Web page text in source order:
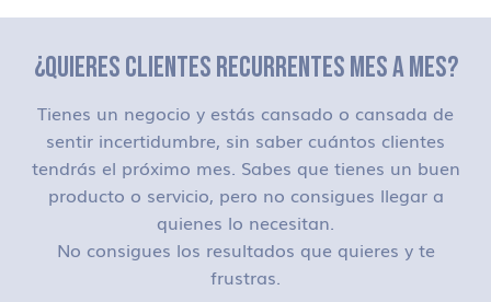
¿QUIERES CLIENTES RECURRENTES MES A MES?
Tienes un negocio y estás cansado o cansada de
sentir incertidumbre, sin saber cuántos clientes
tendrás el próximo mes. Sabes que tienes un buen
producto o servicio, pero no consigues llegar a
quienes lo necesitan.
No consigues los resultados que quieres y te
frustras.